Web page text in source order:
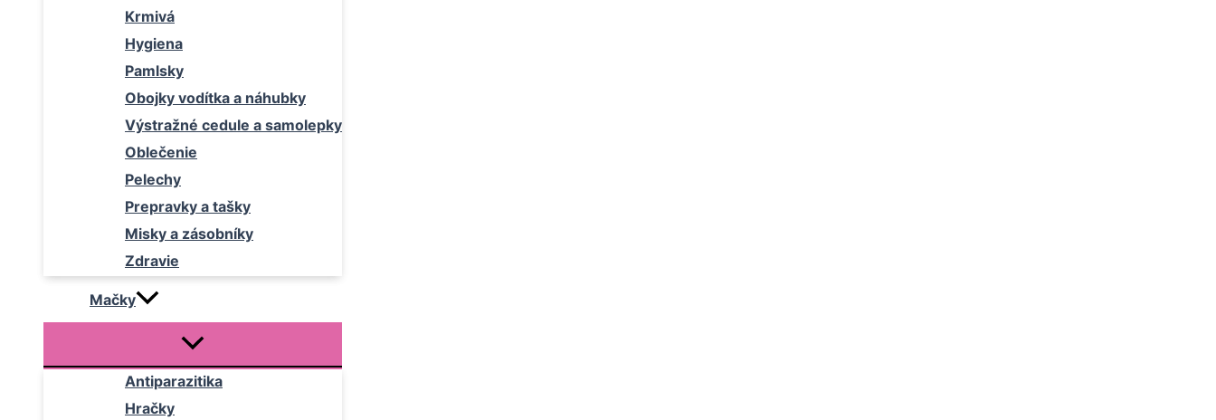
Krmivá
Hygiena
Pamlsky
Obojky vodítka a náhubky
Výstražné cedule a samolepky
Oblečenie
Pelechy
Prepravky a tašky
Misky a zásobníky
Zdravie
Mačky
Antiparazitika
Hračky